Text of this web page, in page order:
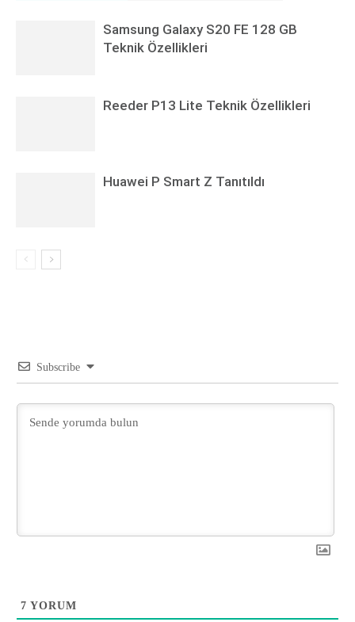
Samsung Galaxy S20 FE 128 GB
Teknik Özellikleri
Reeder P13 Lite Teknik Özellikleri
Huawei P Smart Z Tanıtıldı
Subscribe
7 YORUM